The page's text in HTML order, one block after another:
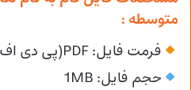
متوسطه :
فرمت فایل: PDF(پی دی اف)
حجم فایل: 1MB